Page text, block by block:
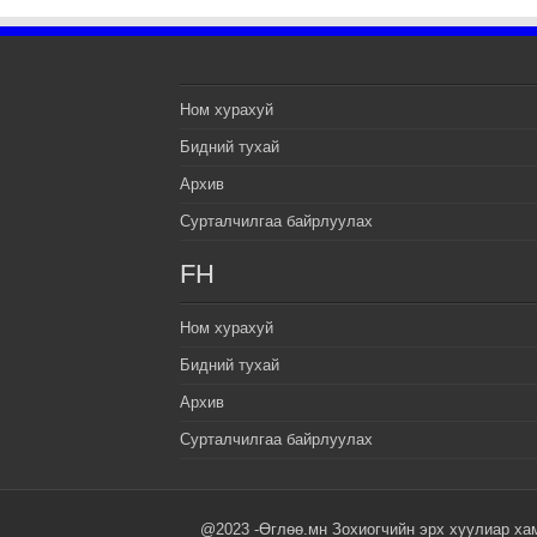
Ном хурахуй
Бидний тухай
Архив
Сурталчилгаа байрлуулах
FH
Ном хурахуй
Бидний тухай
Архив
Сурталчилгаа байрлуулах
@2023 -Өглөө.мн Зохиогчийн эрх хуулиар